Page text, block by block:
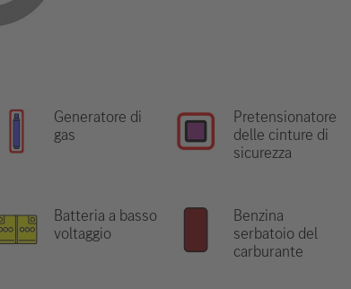
Generatore di
gas
Pretensionatore
delle cinture di
sicurezza
Batteria a basso
voltaggio
Benzina
serbatoio del
carburante